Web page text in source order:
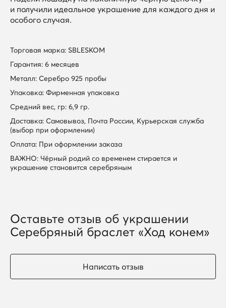
и получили идеальное украшение для каждого дня и
особого случая.
Торговая марка: SBLESKOM
Гарантия: 6 месяцев
Металл: Серебро 925 пробы
Упаковка: Фирменная упаковка
Средний вес, гр: 6,9 гр.
Доставка: Самовывоз, Почта России, Курьерская служба
(выбор при оформлении)
Оплата: При оформлении заказа
ВАЖНО: Чёрный родий со временем стирается и
украшение становится серебряным
Оставьте отзыв об украшении
Серебряный браслет «Ход конем»
Написать отзыв